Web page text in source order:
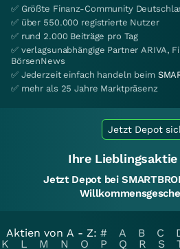
✅ Größte Finanz-Community
✅ über 550.000 registrierte Nutzer
✅ rund 2.000 Beiträge pro Tag
✅ verlagsunabhängige Partner ARIVA,
BörsenNews
✅ Jederzeit einfach handeln beim
✅ mehr als 25 Jahre Marktpräsenz
Jetzt Depot
Ihre
Jetzt Depot bei
Aktien von A - Z: # A B C
K
L M N O P Q R S